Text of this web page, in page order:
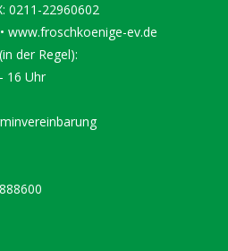
0211-22960602
• www.froschkoenige-ev.de
(in der Regel):
16 Uhr